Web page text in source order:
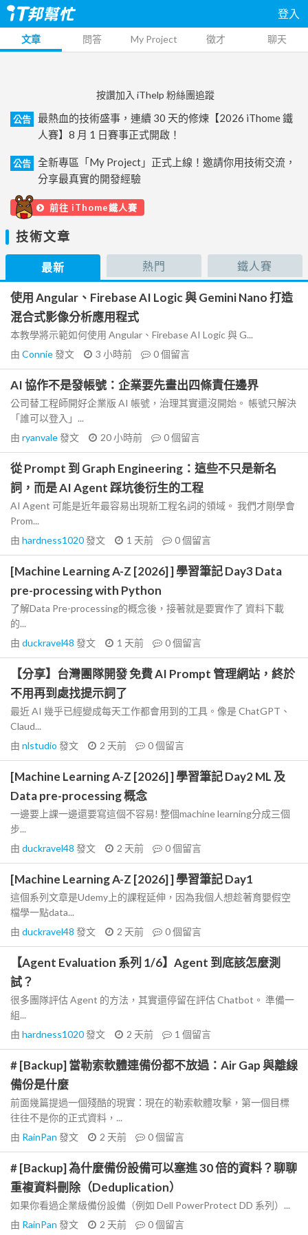
登入
文章 問答 My Project 徵才 聊天
按讚加入 iThelp 粉絲團追蹤
公告
最熱血的技術盛事，連續 30 天的修煉【2026 iThome 鐵
人賽】8 月 1 日賽事正式開啟！
公告
全新專區「My Project」正式上線！邀請你用技術交流，
分享最真實的開發經驗
前往 iThome鐵人賽
技術文章
最新 熱門 鐵人賽
使用 Angular、Firebase AI Logic 與 Gemini Nano 打造
混合式影像分析應用程式
本教學將示範如何使用 Angular、Firebase AI Logic 與 G...
由 Connie發文 3 小時前 0個留言
AI 協作不是發帳號：企業要先畫出四條責任邊界
公司替工程師開好企業版 AI 帳號，治理其實還沒開始。 帳號只解決
「誰可以登入」...
由 ryanvale發文 20 小時前 0個留言
從 Prompt 到 Graph Engineering：這些不只是新名
詞，而是 AI Agent 踩坑後衍生的工程
AI Agent 可能是近年最容易出現新工程名詞的領域。 我們才剛學會
Prom...
由 hardness1020發文 1 天前 0個留言
[Machine Learning A-Z [2026] ] 學習筆記 Day3 Data
pre-processing with Python
了解Data Pre-processing的概念後，接著就是要實作了 資料下載
的...
由 duckravel48 發文 1 天前 0個留言
【分享】台灣團隊開發 免費 AI Prompt 管理網站，終於
不用再到處找提示詞了
最近 AI 幾乎已經變成每天工作都會用到的工具。像是 ChatGPT、
Claud...
由 nlstudio 發文 2 天前 0個留言
[Machine Learning A-Z [2026] ] 學習筆記 Day2 ML 及
Data pre-processing 概念
一邊要上課一邊還要寫這個不容易! 整個machine learning分成三個
步...
由 duckravel48 發文 2 天前 0個留言
[Machine Learning A-Z [2026] ] 學習筆記 Day1
這個系列文章是Udemy上的課程延伸，因為我個人想趁著育嬰假空
檔學一點data...
由 duckravel48 發文 2 天前 0個留言
【Agent Evaluation 系列 1/6】Agent 到底該怎麼測
試？
很多團隊評估 Agent 的方法，其實還停留在評估 Chatbot。 準備一
組...
由 hardness1020發文 2 天前 1 個留言
# [Backup] 當勒索軟體連備份都不放過：Air Gap 與離線
備份是什麼
前面幾篇提過一個殘酷的現實：現在的勒索軟體攻擊，第一個目標
往往不是你的正式資料，...
由 RainPan 發文 2 天前 0個留言
# [Backup] 為什麼備份設備可以塞進 30 倍的資料？聊聊
重複資料刪除（Deduplication）
如果你看過企業級備份設備（例如 Dell PowerProtect DD 系列）...
由 RainPan 發文 2 天前 0個留言